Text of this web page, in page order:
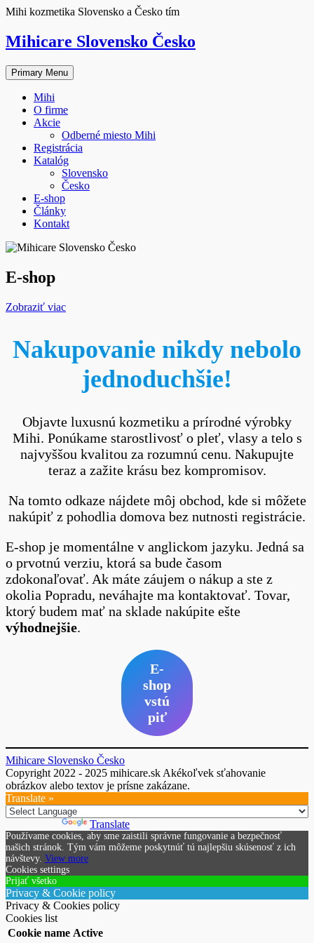
Skip
content
Mihi kozmetika Slovensko a Česko tím
Mihicare Slovensko Česko
Primary Menu
Mihi
O firme
Akcie
Odberné miesto Mihi
Registrácia
Katalóg
Slovensko
Česko
E-shop
Články
Kontakt
E-shop
Zobraziť viac:
Nakupovanie nikdy nebolo
jednoduchšie!
Objavte luxusnú kozmetiku a prírodné výrobky
Mihi. Ponúkame starostlivosť o pleť, vlasy a telo s
najvyššou kvalitou za rozumnú cenu. Nakupujte
teraz a zažite krásu bez kompromisov.
Na tomto odkaze nájdete môj obchod, kde si môžete
nakúpiť z pohodlia domova bez nutnosti registrácie.
E-shop je momentálne v anglickom jazyku. Jedná sa
o prvotnú verziu, ktorá sa bude časom
zdokonaľovať. Ak máte záujem o nákup a ste z
okolia Popradu, neváhajte ma kontaktovať. Tovar,
ktorý budem mať na sklade nakúpite ešte
výhodnejšie.
E-
shop
vstú
piť
Mihicare Slovensko Česko
Copyright 2022 - 2025 mihicare.sk Akékoľvek sťahovanie
obrázkov alebo textov je prísne zakázane.
Translate »
Translate
Používame cookies, aby sme zaistili správne fungovanie a bezpečnosť
našich stránok. Tým vám môžeme poskytnúť tú najlepšiu skúsenosť z ich
návštevy. View more
Cookies settings
Prijať všetko
Privacy & Cookie policy
Privacy & Cookies policy
Cookies list
Cookie name Active